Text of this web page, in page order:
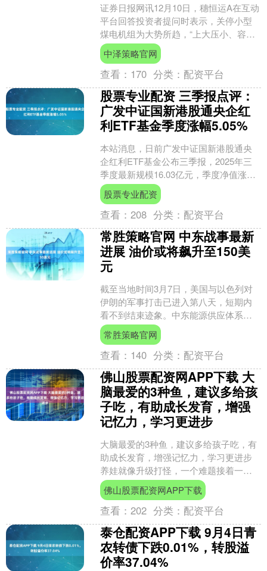
证券日报网讯12月10日，穗恒运A在互动
平台回答投资者提问时表示，关停小型
煤电机组为大势所趋，“上大压小、容量
替代”符合国家政策。公司2台210MW煤
电机组煤耗....
中泽策略官网
查看： 170 分类： 配资平台
股票专业配资 三季报点评：
广发中证国新港股通央企红
利ETF基金季度涨幅5.05%
本站消息，日前广发中证国新港股通央
企红利ETF基金公布三季报，2025年三
季度最新规模16.03亿元，季度净值涨幅
为5.05%。 从业绩表现来看，广发中证
国新港....
股票专业配资
查看：208 分类： 配资平台
常胜策略官网 中东战事最新
进展 油价或将飙升至150美
元
截至当地时间3月7日，美国与以色列对
伊朗的军事打击已进入第八天，短期内
看不到结束迹象。中东能源供应体系遭
遇重创，国际油价迎来暴涨。卡塔尔能
源大臣警告称，若冲突持....
常胜策略官网
查看： 140 分类： 配资平台
佛山股票配资网APP下载 大
脑最爱的3种鱼，建议多给孩
子吃，有助成长发育，增强
记忆力，学习更进步
大脑最爱的3种鱼，建议多给孩子吃，有
助成长发育，增强记忆力，学习更进步
养娃就像升级打怪，一个难题接着一个
难题。就拿我家孩子来说，还没愁完长
高就开始愁孩子的学习....
佛山股票配资网APP下载
查看：202 分类： 配资平台
泰仓配资APP下载 9月4日青
农转债下跌0.01%，转股溢
价率37.04%